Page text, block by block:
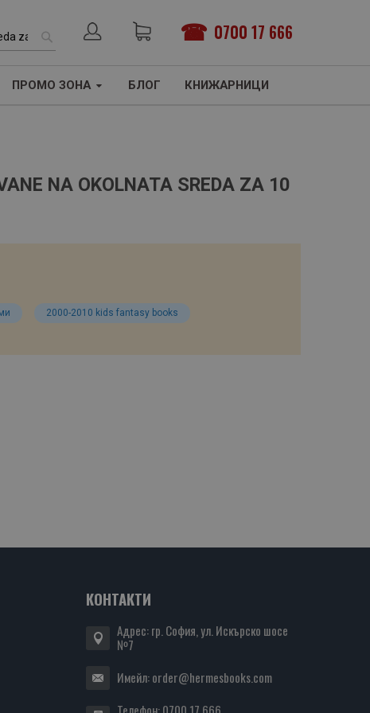
0700 17 666
ТЪРСЕНЕ
ПРОМО ЗОНА БЛОГ КНИЖАРНИЦИ
NA OKOLNATA SREDA ZA 10
2000-2010 kids fantasy books
КОНТАКТИ
Адрес: гр. София, ул. Искърско шосе
№7
Имейл:order@hermesbooks.com